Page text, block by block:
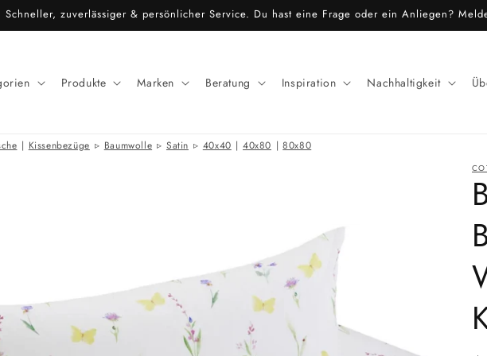
Schneller, zuverlässiger & persönlicher Service. Du hast eine Frage oder ein Anliegen?
Produkte Marken Beratung Inspiration Nachhaltigkeit
| Kissenbezüge Baumwolle Satin 40x40 | 40x80 | 80x80